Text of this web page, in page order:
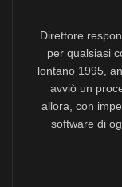
Direttore
per qualsiasi
lontano 1995,
avviò un
allora, con
software di